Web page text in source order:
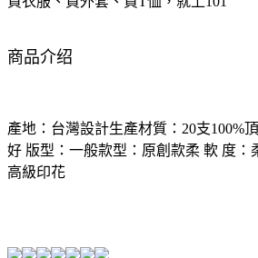
商品介绍
產地：台灣設計生產材質：20支100%
好 版型：一般款型：原創款柔 軟 度：
高級印花